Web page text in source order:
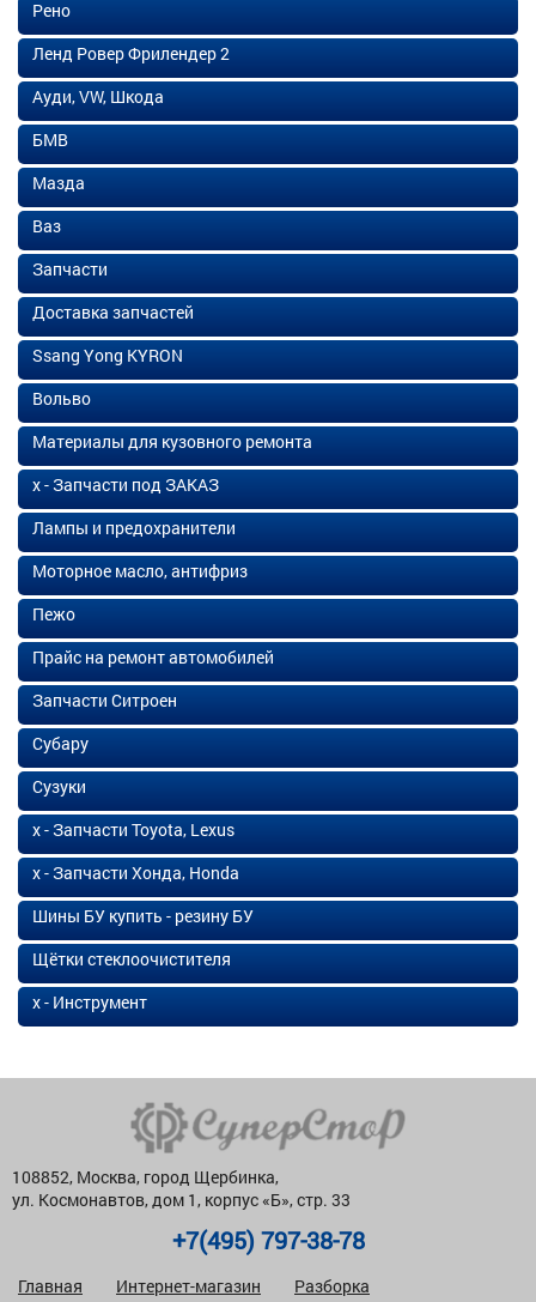
Рено
Ленд Ровер Фрилендер 2
Ауди, VW, Шкода
БМВ
Мазда
Ваз
Запчасти
Доставка запчастей
Ssang Yong KYRON
Вольво
Материалы для кузовного ремонта
х - Запчасти под ЗАКАЗ
Лампы и предохранители
Моторное масло, антифриз
Пежо
Прайс на ремонт автомобилей
Запчасти Ситроен
Субару
Сузуки
х - Запчасти Toyota, Lexus
х - Запчасти Хонда, Honda
Шины БУ купить - резину БУ
Щётки стеклоочистителя
х - Инструмент
108852, Москва, город Щербинка,
ул. Космонавтов, дом 1, корпус «Б», стр. 33
+7(495) 797-38-78
Главная Интернет-магазин Разборка